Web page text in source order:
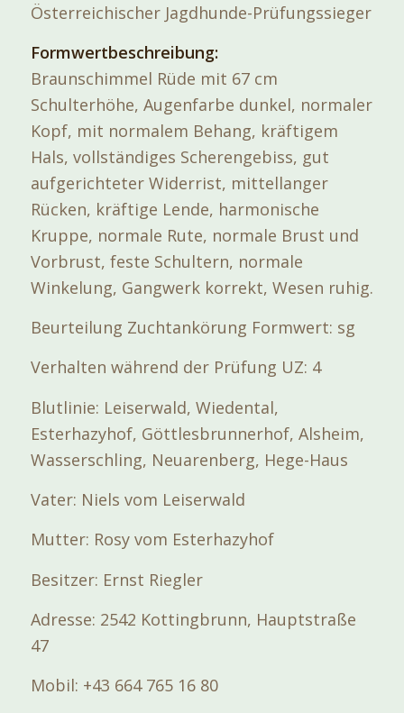
Österreichischer Jagdhunde-Prüfungssieger
Formwertbeschreibung:
Braunschimmel Rüde mit 67 cm
Schulterhöhe, Augenfarbe dunkel, normaler
Kopf, mit normalem Behang, kräftigem
Hals, vollständiges Scherengebiss, gut
aufgerichteter Widerrist, mittellanger
Rücken, kräftige Lende, harmonische
Kruppe, normale Rute, normale Brust und
Vorbrust, feste Schultern, normale
Winkelung, Gangwerk korrekt, Wesen ruhig.
Beurteilung Zuchtankörung Formwert: sg
Verhalten während der Prüfung UZ: 4
Blutlinie: Leiserwald, Wiedental,
Esterhazyhof, Göttlesbrunnerhof, Alsheim,
Wasserschling, Neuarenberg, Hege-Haus
Vater: Niels vom Leiserwald
Mutter: Rosy vom Esterhazyhof
Besitzer: Ernst Riegler
Adresse: 2542 Kottingbrunn, Hauptstraße
47
Mobil: +43 664 765 16 80